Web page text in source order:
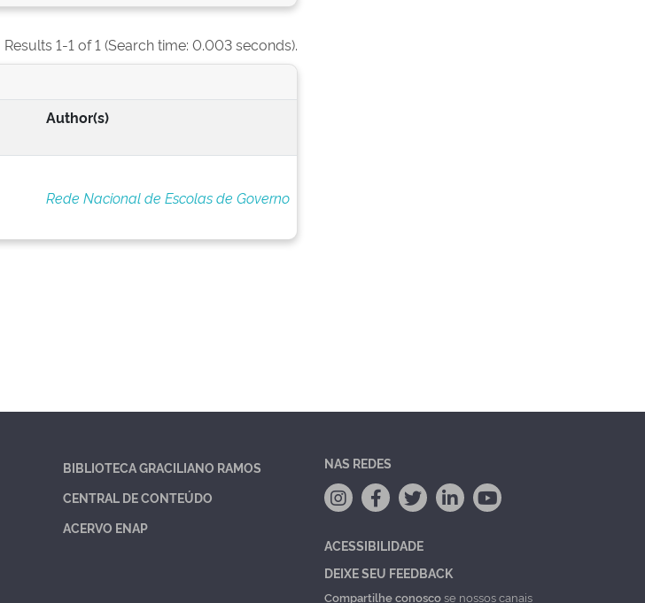
Results 1-1 of 1 (Search time: 0.003 seconds).
Author(s)
Rede Nacional de Escolas de Governo
BIBLIOTECA GRACILIANO RAMOS
CENTRAL DE CONTEÚDO
ACERVO ENAP
NAS REDES
ACESSIBILIDADE
DEIXE SEU FEEDBACK
Compartilhe conoscose nossos canais